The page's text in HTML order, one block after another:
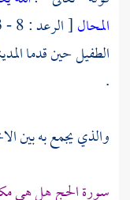
المحال[ الرعد : 8 - 13 ] نزل في قصة
الطفيلحين قدما
.
والذي يجمع به بين
سورة الحج هل هي